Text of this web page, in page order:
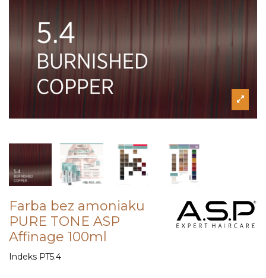
Farba bez amoniaku
PURE TONE ASP
Affinage 100ml
Indeks PT5.4